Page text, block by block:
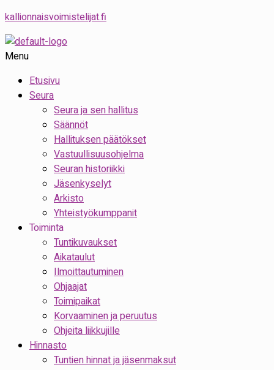
kallionnaisvoimistelijat.fi
Menu
Etusivu
Seura
Seura ja sen hallitus
Säännöt
Hallituksen päätökset
Vastuullisuusohjelma
Seuran historiikki
Jäsenkyselyt
Arkisto
Yhteistyökumppanit
Toiminta
Tuntikuvaukset
Aikataulut
Ilmoittautuminen
Ohjaajat
Toimipaikat
Korvaaminen ja peruutus
Ohjeita liikkujille
Hinnasto
Tuntien hinnat ja jäsenmaksut